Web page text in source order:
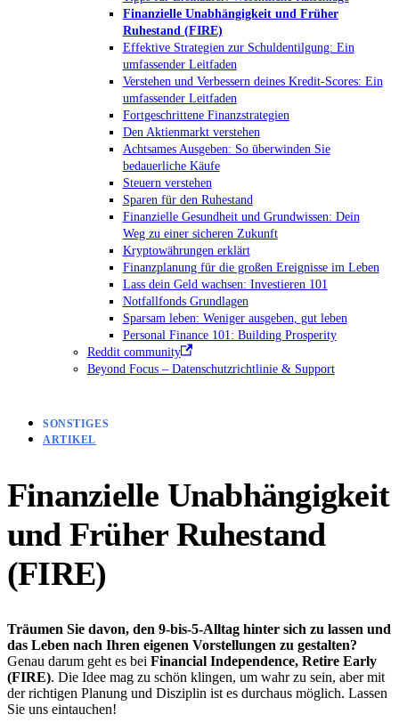
Finanzielle Unabhängigkeit und Früher
Ruhestand (FIRE)
Effektive Strategien zur Schuldentilgung: Ein
umfassender Leitfaden
Verstehen und Verbessern deines Kredit-Scores: Ein
umfassender Leitfaden
Fortgeschrittene Finanzstrategien
Den Aktienmarkt verstehen
Achtsames Ausgeben: So überwinden Sie
bedauerliche Käufe
Steuern verstehen
Sparen für den Ruhestand
Finanzielle Gesundheit und Grundwissen: Dein
Weg zu einer sicheren Zukunft
Kryptowährungen erklärt
Finanzplanung für die großen Ereignisse im Leben
Lass dein Geld wachsen: Investieren 101
Notfallfonds Grundlagen
Sparsam leben: Weniger ausgeben, gut leben
Personal Finance 101: Building Prosperity
Reddit community
Beyond Focus – Datenschutzrichtlinie & Support
SONSTIGES
ARTIKEL
Finanzielle Unabhängigkeit
und Früher Ruhestand
(FIRE)
Träumen Sie davon, den 9-bis-5-Alltag hinter sich zu lassen und
das Leben nach Ihren eigenen Vorstellungen zu gestalten?
Genau darum geht es bei Financial Independence, Retire Early
(FIRE). Die Idee mag zu schön klingen, um wahr zu sein, aber mit
der richtigen Planung und Disziplin ist es durchaus möglich. Lassen
Sie uns eintauchen!